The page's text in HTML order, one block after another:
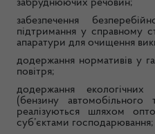
забруднюючих речовин;
забезпечення
підтримання у справному
апаратури для очищення
додержання нормативів у
повітря;
додержання екологічних
(бензину автомобільного
реалізуються шляхом
суб’єктами господарювання;